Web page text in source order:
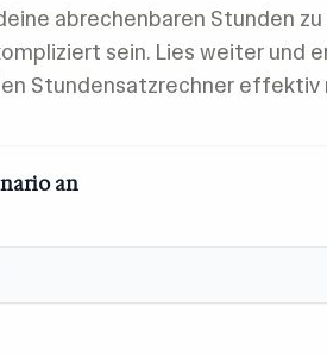
abrechenbaren Stunden zu
sein. Lies weiter und
Stundensatzrechner effektiv
an